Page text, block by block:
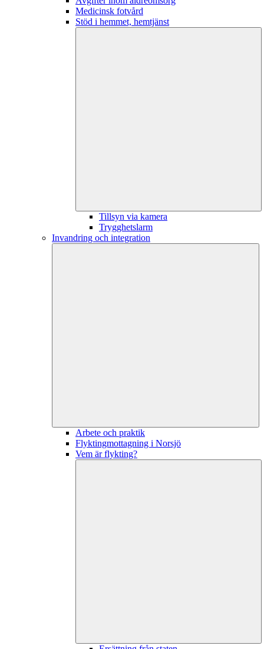
Medicinsk fotvård
Stöd i hemmet, hemtjänst
Tillsyn via kamera
Trygghetslarm
Invandring och integration
Arbete och praktik
Flyktingmottagning i Norsjö
Vem är flykting?